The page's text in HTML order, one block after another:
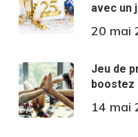
avec un
20 mai
Jeu de
boostez
14 mai